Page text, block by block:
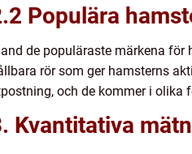
Populära
de populäraste märkena för
rör som ger hamsterns
och de kommer i olika
Kvantitativa